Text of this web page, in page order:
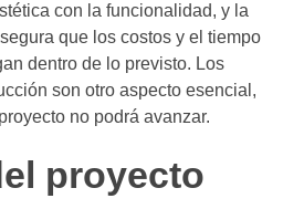
con la funcionalidad, y la
que los costos y el tiempo
dentro de lo previsto. Los
son otro aspecto esencial,
no podrá avanzar.
proyecto